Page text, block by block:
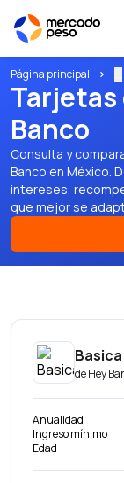
Página principal
Tarjetas
Banco
Consulta y
Banco en México.
intereses,
que mejor se
Basica
deHey
Anualidad
Ingreso mínimo
Edad